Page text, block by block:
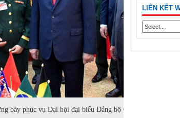
bày phục vụ Đại hội đại biểu Đảng bộ Quân đội lần thứ
LIÊN KẾT